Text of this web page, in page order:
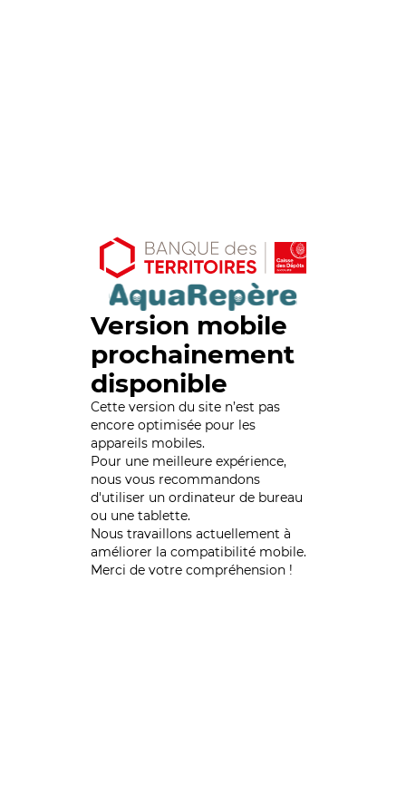
Version mobile
prochainement
disponible
Cette version du site n’est pas
encore optimisée pour les
appareils mobiles.
Pour une meilleure expérience,
nous vous recommandons
d'utiliser un ordinateur de bureau
ou une tablette.
Nous travaillons actuellement à
améliorer la compatibilité mobile.
Merci de votre compréhension !